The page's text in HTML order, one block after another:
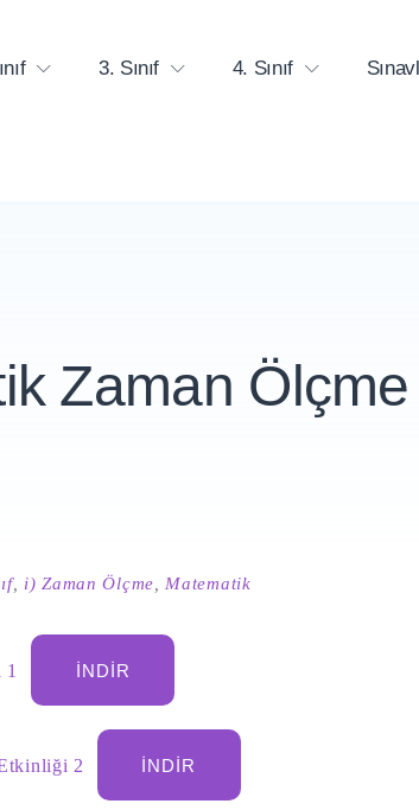
3. Sınıf 4. Sınıf
Zaman
, i) Zaman Ölçme Matematik
İNDIR
2 İNDIR